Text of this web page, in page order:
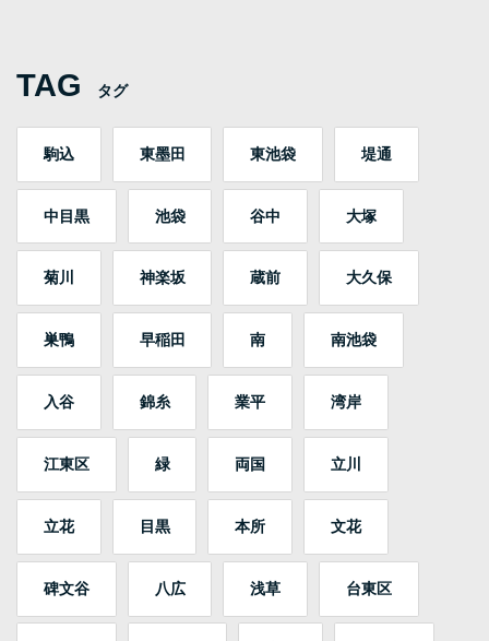
TAG タグ
駒込 東墨田 東池袋 堤通
中目黒 池袋 谷中 大塚
菊川 神楽坂 蔵前 大久保
巣鴨 早稲田 南 南池袋
入谷 錦糸 業平 湾岸
江東区 緑 両国 立川
立花 目黒 本所 文花
碑文谷 八広 浅草 台東区